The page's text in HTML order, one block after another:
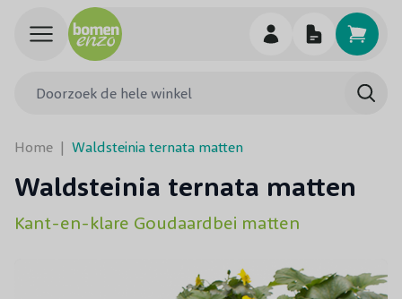
Ga naar de inhoud
Home | Waldsteinia ternata matten
Waldsteinia ternata matten
Kant-en-klare Goudaardbei matten